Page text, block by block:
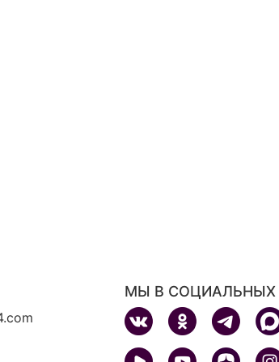
МЫ В СОЦИАЛЬНЫХ